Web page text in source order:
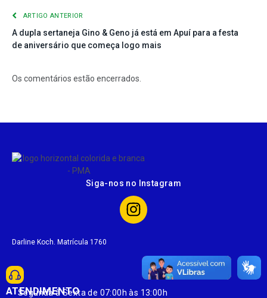
ARTIGO ANTERIOR
A dupla sertaneja Gino & Geno já está em Apuí para a festa
de aniversário que começa logo mais
Os comentários estão encerrados.
Siga-nos no Instagram
Darline Koch. Matrícula 1760
ATENDIMENTO
Segunda à Sexta de 07:00h às 13:00h